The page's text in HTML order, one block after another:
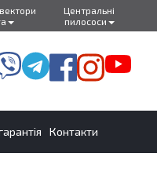
Контакти
Центральні
пилососи